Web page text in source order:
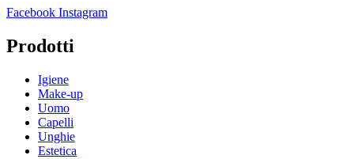
Facebook Instagram
Prodotti
Igiene
Make-up
Uomo
Capelli
Unghie
Estetica